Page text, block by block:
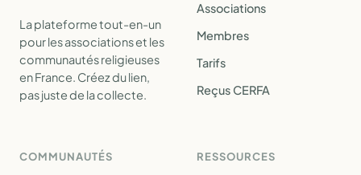
La plateforme tout-en-un
pour les associations et les
communautés religieuses
en France. Créez du lien,
pas juste de la collecte.
Associations
Membres
Tarifs
Reçus CERFA
COMMUNAUTÉS RESSOURCES